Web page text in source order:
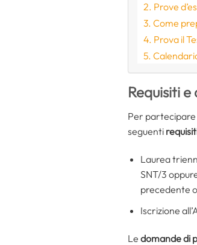
Prove
Come
Prova il
Requisiti
Per partecipare
seguenti
Laurea
SNT/3
precedente
Iscrizione
Le domande di